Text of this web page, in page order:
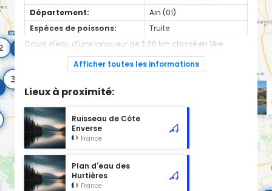
Département:
Ain (01)
Espèces de poissons:
Truite
Cours d'eau d'une longueur de 3.06 km classé en 1ère
Afficher toutes les informations
Lieux à proximité:
Ruisseau de Côte
Enverse
France
Plan d'eau des
Hurtières
France